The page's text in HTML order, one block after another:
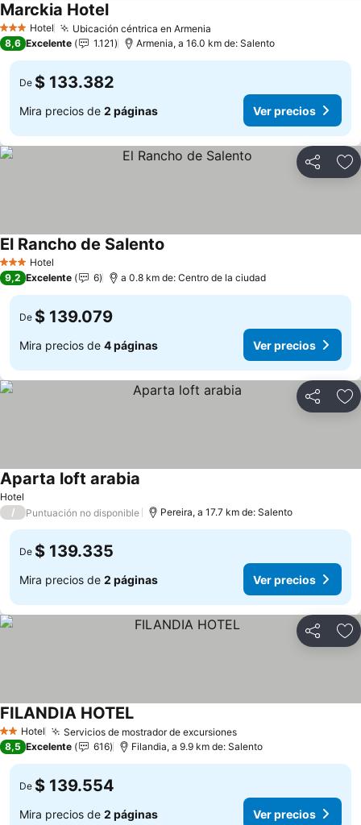
3 Estrellas
Hotel Ubicación céntrica en Armenia
Marckia Hotel
8,6 Excelente 1.121 Armenia, a 16.0 km de: Salento
De $ 133.382
Mira precios de 2 páginas Ver precios
Compartir
3 Estrellas
Hotel
El Rancho de Salento
9,2 Excelente 6 a 0.8 km de: Centro de la ciudad
De $ 139.079
Mira precios de 4 páginas Ver precios
Compartir
Hotel
Aparta loft arabia
/ Puntuación no disponible Pereira, a 17.7 km de: Salento
De $ 139.335
Mira precios de 2 páginas Ver precios
Compartir
2 Estrellas
Hotel Servicios de mostrador de excursiones
FILANDIA HOTEL
8,5 Excelente 616 Filandia, a 9.9 km de: Salento
De $ 139.554
Mira precios de 2 páginas Ver precios